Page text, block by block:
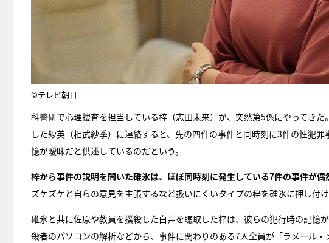
©テレビ朝日
科警研で心理捜査を担当している梓（志田未来）が、突然第5係にやってき
した紗英（相武紗季）に連絡すると、先の四件の事件と同時刻に3件の性犯
憶が曖昧だと供述しているのだという。
梓から事件の説明を聞いた碓氷は、ほぼ同時刻に発生している7件の事件が
ズケズケと自らの意見を主張するなど扱いにくいタイプの梓を碓氷に押し付け
碓氷と共に佐原や教員を撲殺した白井を聴取した梓は、彼らの犯行時の記憶
殺者のパソコンの解析などから、事件に関わりのある7人全員が「ラメール